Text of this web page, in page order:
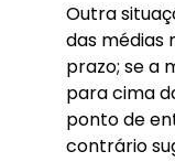
Outra
das médias
prazo; se a
para cima
ponto de
contrário